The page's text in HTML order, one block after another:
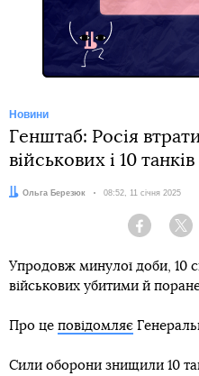
Новини
Генштаб: Росія
військових і 10
Автор:
Ольга Березюк Дата:
08:52, 11 січня 2025
Facebook
Упродовж минулої доби, 10
військових убитими й
Про це повідомляє
Сили оборони знищили 10